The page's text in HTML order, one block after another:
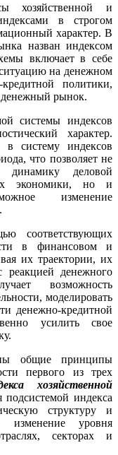
хозяйственной и
в строгом
характер. В
назван индексом
включает в себе
на денежном
политики,
денежный рынок.
системы индексов
характер.
в систему индексов
что позволяет не
динамику деловой
экономики, но и
изменение
соответствующих
в финансовом и
их траектории, их
денежного
возможность
моделировать
денежно-кредитной
усилить свое
общие принципы
первого из трех
хозяйственной
индекса
структуру и
изменение уровня
секторах и